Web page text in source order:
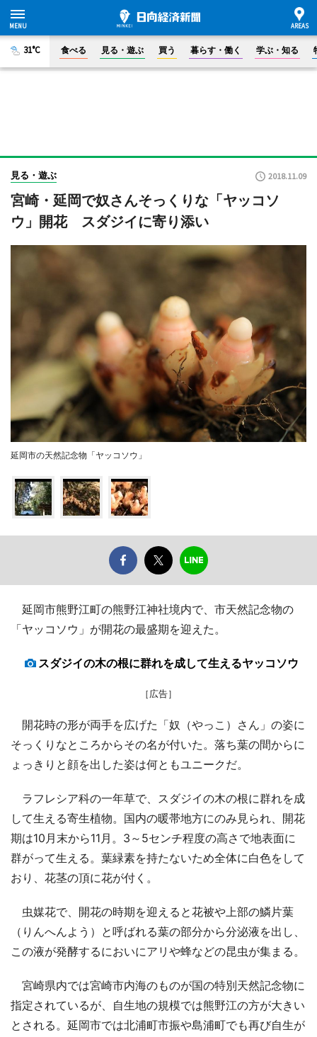
31°C 食べる 見る・遊ぶ 買う 暮らす・働く 学ぶ・知る
見る・遊ぶ 2018.11.09
宮崎・延岡で奴さんそっくりな「ヤッコソ
ウ」開花 スダジイに寄り添い
延岡市の天然記念物「ヤッコソウ」
延岡市熊野江町の熊野江神社境内で、市天然記念物の
「ヤッコソウ」が開花の最盛期を迎えた。
スダジイの木の根に群れを成して生えるヤッコソウ
［広告］
開花時の形が両手を広げた「奴（やっこ）さん」の姿に
そっくりなところからその名が付いた。落ち葉の間からに
ょっきりと顔を出した姿は何ともユニークだ。
ラフレシア科の一年草で、スダジイの木の根に群れを成
して生える寄生植物。国内の暖帯地方にのみ見られ、開花
期は10月末から11月。3～5センチ程度の高さで地表面に
群がって生える。葉緑素を持たないため全体に白色をして
おり、花茎の頂に花が付く。
虫媒花で、開花の時期を迎えると花被や上部の鱗片葉
（りんへんよう）と呼ばれる葉の部分から分泌液を出し、
この液が発酵するにおいにアリや蜂などの昆虫が集まる。
宮崎県内では宮崎市内海のものが国の特別天然記念物に
指定されているが、自生地の規模では熊野江の方が大きい
とされる。延岡市では北浦町市振や島浦町でも再び自生が